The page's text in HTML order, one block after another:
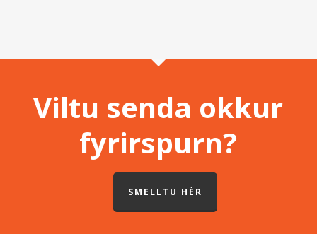
Viltu senda okkur
fyrirspurn?
SMELLTU HÉR